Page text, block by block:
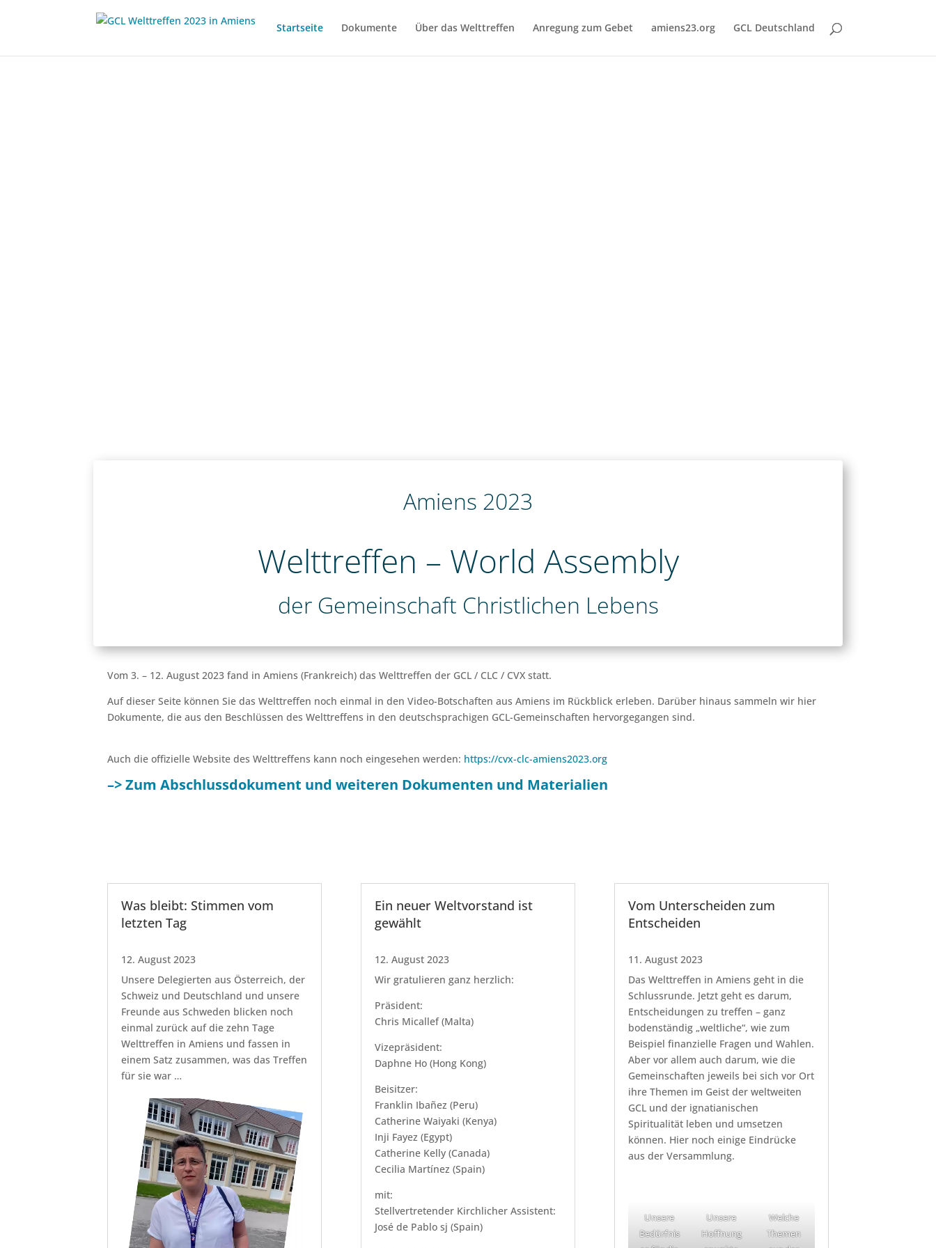
Startseite Dokumente Über das Welttreffen Anregung zum Gebet amiens23.org GCL Deutschland
Amiens 2023
Welttreffen – World Assembly
der Gemeinschaft Christlichen Lebens
Vom 3. – 12. August 2023 fand in Amiens (Frankreich) das Welttreffen der GCL / CLC / CVX statt.
Auf dieser Seite können Sie das Welttreffen noch einmal in den Video-Botschaften aus Amiens im Rückblick erleben. Darüber hinaus sammeln wir hier
Dokumente, die aus den Beschlüssen des Welttreffens in den deutschsprachigen GCL-Gemeinschaften hervorgegangen sind.
Auch die offizielle Website des Welttreffens kann noch eingesehen werden: https://cvx-clc-amiens2023.org
–> Zum Abschlussdokument und weiteren Dokumenten und Materialien
Was bleibt: Stimmen vom
letzten Tag
12. August 2023
Unsere Delegierten aus Österreich, der
Schweiz und Deutschland und unsere
Freunde aus Schweden blicken noch
einmal zurück auf die zehn Tage
Welttreffen in Amiens und fassen in
einem Satz zusammen, was das Treffen
für sie war …
Ein neuer Weltvorstand ist
gewählt
12. August 2023
Wir gratulieren ganz herzlich:
Präsident:
Chris Micallef (Malta)
Vizepräsident:
Daphne Ho (Hong Kong)
Beisitzer:
Franklin Ibañez (Peru)
Catherine Waiyaki (Kenya)
Inji Fayez (Egypt)
Catherine Kelly (Canada)
Cecilia Martínez (Spain)
mit:
Stellvertretender Kirchlicher Assistent:
José de Pablo sj (Spain)
Vom Unterscheiden zum
Entscheiden
11. August 2023
Das Welttreffen in Amiens geht in die
Schlussrunde. Jetzt geht es darum,
Entscheidungen zu treffen – ganz
bodenständig „weltliche“, wie zum
Beispiel finanzielle Fragen und Wahlen.
Aber vor allem auch darum, wie die
Gemeinschaften jeweils bei sich vor Ort
ihre Themen im Geist der weltweiten
GCL und der ignatianischen
Spiritualität leben und umsetzen
können. Hier noch einige Eindrücke
aus der Versammlung.
Unsere
Bedürfnis
Unsere
Hoffnung
Welche
Themen